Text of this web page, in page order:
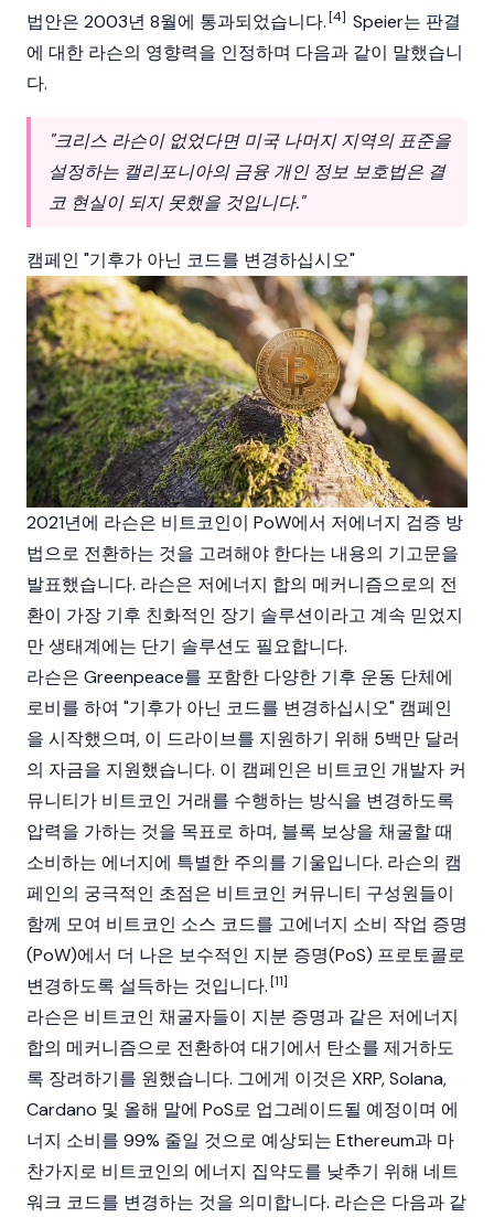
법안은 2003년 8월에 통과되었습니다.[4] Speier는 판결
에 대한 라슨의 영향력을 인정하며 다음과 같이 말했습니
다.
"크리스 라슨이 없었다면 미국 나머지 지역의 표준을
설정하는 캘리포니아의 금융 개인 정보 보호법은 결
코 현실이 되지 못했을 것입니다."
캠페인 "기후가 아닌 코드를 변경하십시오"
2021년에 라슨은 비트코인이 PoW에서 저에너지 검증 방
법으로 전환하는 것을 고려해야 한다는 내용의 기고문을
발표했습니다. 라슨은 저에너지 합의 메커니즘으로의 전
환이 가장 기후 친화적인 장기 솔루션이라고 계속 믿었지
만 생태계에는 단기 솔루션도 필요합니다.
라슨은 Greenpeace를 포함한 다양한 기후 운동 단체에
로비를 하여 "기후가 아닌 코드를 변경하십시오" 캠페인
을 시작했으며, 이 드라이브를 지원하기 위해 5백만 달러
의 자금을 지원했습니다. 이 캠페인은 비트코인 개발자 커
뮤니티가 비트코인 거래를 수행하는 방식을 변경하도록
압력을 가하는 것을 목표로 하며, 블록 보상을 채굴할 때
소비하는 에너지에 특별한 주의를 기울입니다. 라슨의 캠
페인의 궁극적인 초점은 비트코인 커뮤니티 구성원들이
함께 모여 비트코인 소스 코드를 고에너지 소비 작업 증명
(PoW)에서 더 나은 보수적인 지분 증명(PoS) 프로토콜로
변경하도록 설득하는 것입니다.[11]
라슨은 비트코인 채굴자들이 지분 증명과 같은 저에너지
합의 메커니즘으로 전환하여 대기에서 탄소를 제거하도
록 장려하기를 원했습니다. 그에게 이것은 XRP,Solana,
Cardano 및 올해 말에 PoS로 업그레이드될 예정이며 에
너지 소비를 99% 줄일 것으로 예상되는 Ethereum과 마
찬가지로 비트코인의 에너지 집약도를 낮추기 위해 네트
워크 코드를 변경하는 것을 의미합니다. 라슨은 다음과 같